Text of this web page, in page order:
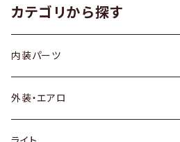
カテゴリから探す
内装パーツ
トヨタ
外装・エアロ